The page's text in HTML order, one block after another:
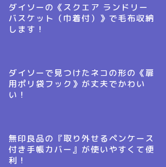
ダイソーの《スクエア ランドリー
バスケット（巾着付）》で毛布収納
します！
ダイソーで見つけたネコの形の《扉
用ポリ袋フック》が丈夫でかわい
い！
無印良品の『取り外せるペンケース
付き手帳カバー』が使いやすくて便
利！